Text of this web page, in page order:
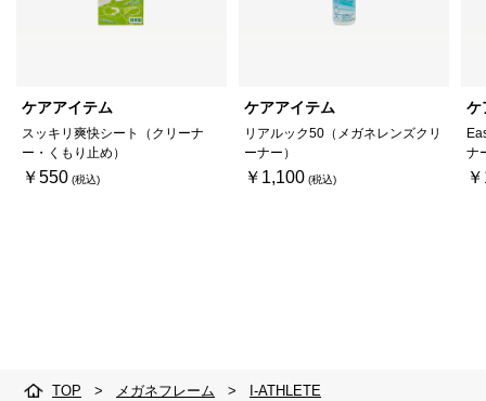
ケアアイテム
スッキリ爽快シート（クリーナ
ー・くもり止め）
￥550
ケアアイテム
リアルック50（メガネレンズクリ
ーナー）
￥1,100
ケ
ナ
TOP > メガネフレーム >
I-ATHLETE